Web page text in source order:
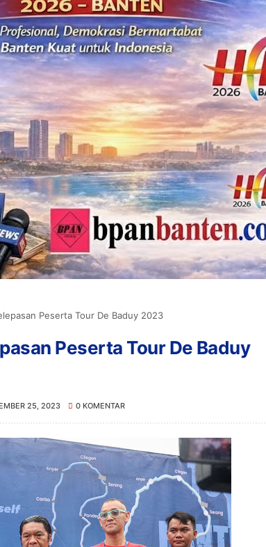
Peserta Tour De Baduy 2023
Peserta Tour De Baduy
25, 2023 0 KOMENTAR